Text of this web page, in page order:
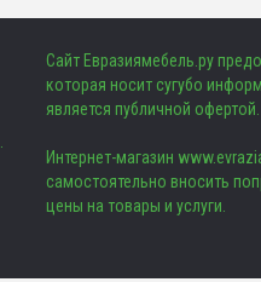
Сайт Евразиямебель.ру
которая носит сугубо
является публичной офертой.
Интернет-магазин
самостоятельно вносить
цены на товары и услуги.